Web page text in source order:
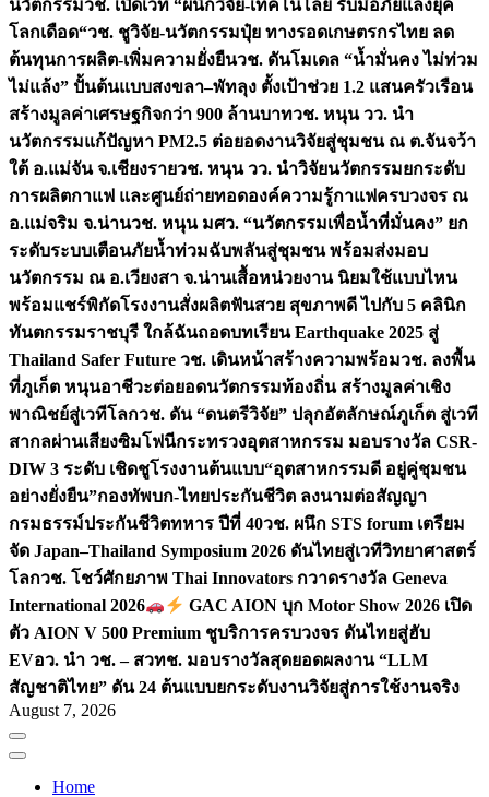
นวัตกรรมวช. เปิดเวที “ผนึกวิจัย-เทคโนโลยี รับมือภัยแล้งยุค
โลกเดือด“วช. ชูวิจัย-นวัตกรรมปุ๋ย ทางรอดเกษตรกรไทย ลด
ต้นทุนการผลิต-เพิ่มความยั่งยืนวช. ดันโมเดล “น้ำมั่นคง ไม่ท่วม
ไม่แล้ง” ปั้นต้นแบบสงขลา–พัทลุง ตั้งเป้าช่วย 1.2 แสนครัวเรือน
สร้างมูลค่าเศรษฐกิจกว่า 900 ล้านบาทวช. หนุน วว. นำ
นวัตกรรมแก้ปัญหา PM2.5 ต่อยอดงานวิจัยสู่ชุมชน ณ ต.จันจว้า
ใต้ อ.แม่จัน จ.เชียงรายวช. หนุน วว. นำวิจัยนวัตกรรมยกระดับ
การผลิตกาแฟ และศูนย์ถ่ายทอดองค์ความรู้กาแฟครบวงจร ณ
อ.แม่จริม จ.น่านวช. หนุน มศว. “นวัตกรรมเพื่อน้ำที่มั่นคง” ยก
ระดับระบบเตือนภัยน้ำท่วมฉับพลันสู่ชุมชน พร้อมส่งมอบ
นวัตกรรม ณ อ.เวียงสา จ.น่านเสื้อหน่วยงาน นิยมใช้แบบไหน
พร้อมแชร์พิกัดโรงงานสั่งผลิตฟันสวย สุขภาพดี ไปกับ 5 คลินิก
ทันตกรรมราชบุรี ใกล้ฉันถอดบทเรียน Earthquake 2025 สู่
Thailand Safer Future วช. เดินหน้าสร้างความพร้อมวช. ลงพื้น
ที่ภูเก็ต หนุนอาชีวะต่อยอดนวัตกรรมท้องถิ่น สร้างมูลค่าเชิง
พาณิชย์สู่เวทีโลกวช. ดัน “ดนตรีวิจัย” ปลุกอัตลักษณ์ภูเก็ต สู่เวที
สากลผ่านเสียงซิมโฟนีกระทรวงอุตสาหกรรม มอบรางวัล CSR-
DIW 3 ระดับ เชิดชูโรงงานต้นแบบ“อุตสาหกรรมดี อยู่คู่ชุมชน
อย่างยั่งยืน”กองทัพบก-ไทยประกันชีวิต ลงนามต่อสัญญา
กรมธรรม์ประกันชีวิตทหาร ปีที่ 40วช. ผนึก STS forum เตรียม
จัด Japan–Thailand Symposium 2026 ดันไทยสู่เวทีวิทยาศาสตร์
โลกวช. โชว์ศักยภาพ Thai Innovators กวาดรางวัล Geneva
International 2026
GAC AION บุก Motor Show 2026 เปิด
ตัว AION V 500 Premium ชูบริการครบวงจร ดันไทยสู่ฮับ
EVอว. นำ วช. – สวทช. มอบรางวัลสุดยอดผลงาน “LLM
สัญชาติไทย” ดัน 24 ต้นแบบยกระดับงานวิจัยสู่การใช้งานจริง
August 7, 2026
Home